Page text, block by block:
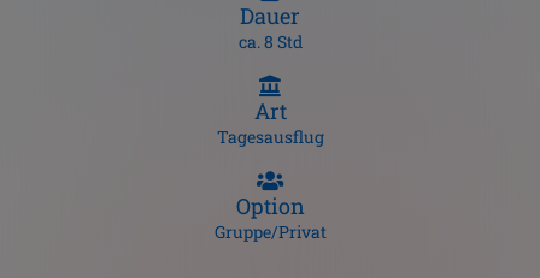
Dauer
ca. 8 Std
Art
Tagesausflug
Option
Gruppe/Privat